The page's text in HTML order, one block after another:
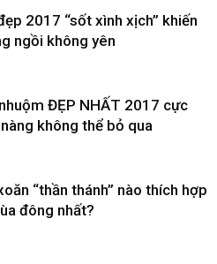
2017 “sốt xình xịch” khiến
ngồi không yên
ĐẸP NHẤT 2017 cực
không thể bỏ qua
“thần thánh” nào thích hợp
đông nhất?